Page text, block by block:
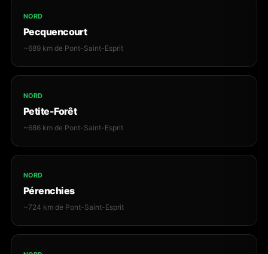
NORD
Pecquencourt
~689 km de Pont-Saint-Esprit
NORD
Petite-Forêt
~686 km de Pont-Saint-Esprit
NORD
Pérenchies
~724 km de Pont-Saint-Esprit